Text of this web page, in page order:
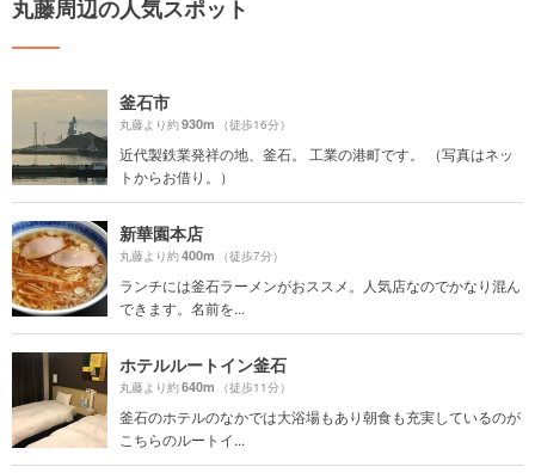
丸藤周辺の人気スポット
釜石市
丸藤より約930m （徒歩16分）
近代製鉄業発祥の地、釜石。 工業の港町です。 （写真はネッ
トからお借り。）
新華園本店
丸藤より約400m （徒歩7分）
ランチには釜石ラーメンがおススメ。人気店なのでかなり混ん
できます。名前を...
ホテルルートイン釜石
丸藤より約640m （徒歩11分）
釜石のホテルのなかでは大浴場もあり朝食も充実しているのが
こちらのルートイ...